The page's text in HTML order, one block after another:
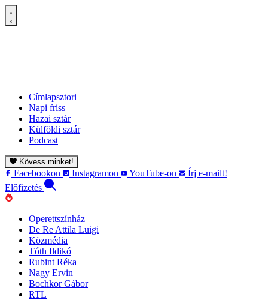
Címlapsztori
Napi friss
Hazai sztár
Külföldi sztár
Podcast
Kövess minket!
Facebookon Instagramon YouTube-on
Írj e-mailt!
Előfizetés
Operettszínház
De Re Attila Luigi
Közmédia
Tóth Ildikó
Rubint Réka
Nagy Ervin
Bochkor Gábor
RTL